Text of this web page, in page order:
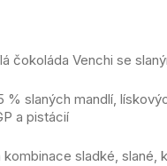
čokoláda Venchi se
% slaných mandlí,
a pistácií
kombinace sladké, slané,